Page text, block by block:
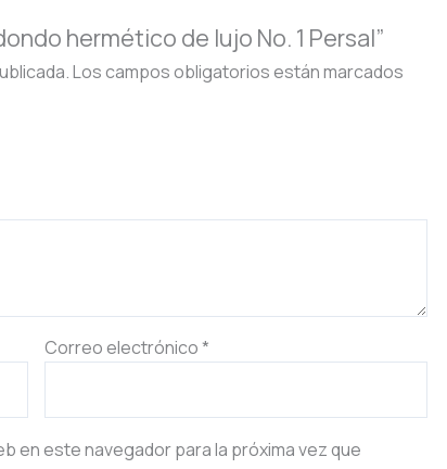
hermético de lujo No. 1 Persal”
Los campos obligatorios están marcados
Correo electrónico*
en este navegador para la próxima vez que